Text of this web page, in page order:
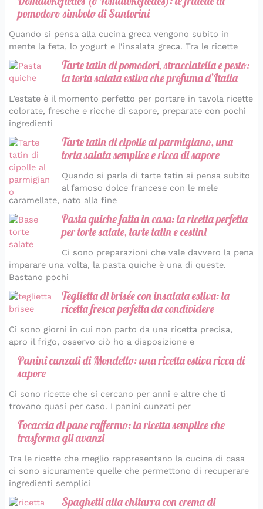
pomodoro simbolo di Santorini
Quando si pensa alla cucina greca vengono subito in
mente la feta, lo yogurt e l’insalata greca. Tra le ricette
Tarte tatin di pomodori, stracciatella e pesto:
la torta salata estiva che profuma d’Italia
L’estate è il momento perfetto per portare in tavola ricette
colorate, fresche e ricche di sapore, preparate con pochi
ingredienti
Tarte tatin di cipolle al parmigiano, una
torta salata semplice e ricca di sapore
Quando si parla di tarte tatin si pensa subito
al famoso dolce francese con le mele
caramellate, nato alla fine
Pasta quiche fatta in casa: la ricetta perfetta
per torte salate, tarte tatin e cestini
Ci sono preparazioni che vale davvero la pena
imparare una volta, la pasta quiche è una di queste.
Bastano pochi
Teglietta di brisée con insalata estiva: la
ricetta fresca perfetta da condividere
Ci sono giorni in cui non parto da una ricetta precisa,
apro il frigo, osservo ciò ho a disposizione e
Panini cunzati di Mondello: una ricetta estiva ricca di
sapore
Ci sono ricette che si cercano per anni e altre che ti
trovano quasi per caso. I panini cunzati per
Focaccia di pane raffermo: la ricetta semplice che
trasforma gli avanzi
Tra le ricette che meglio rappresentano la cucina di casa
ci sono sicuramente quelle che permettono di recuperare
ingredienti semplici
Spaghetti alla chitarra con crema di